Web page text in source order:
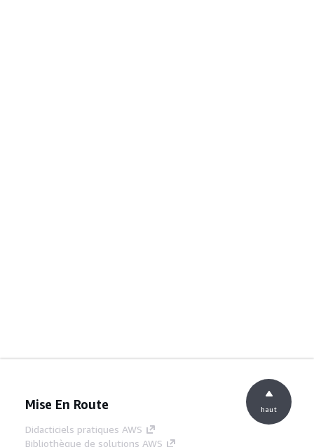
Mise En Route
Didacticiels pratiques AWS
Bibliothèque de solutions AWS
haut